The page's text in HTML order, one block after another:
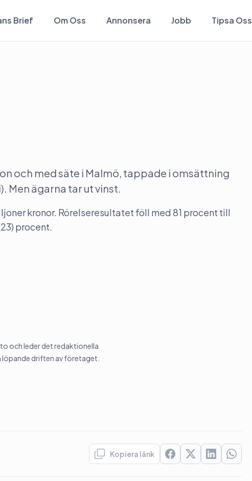
Brief Om Oss Annonsera Jobb Tipsa Oss
och med säte i Malmö, tappade i omsättning
Men ägarna tar ut vinst.
kronor. Rörelseresultatet föll med 81 procent till
procent.
och leder det redaktionella
löpande driften av företaget.
Kopiera länk